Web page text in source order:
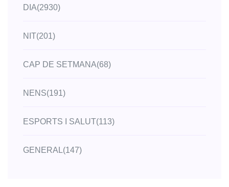
DIA(2930)
NIT(201)
CAP DE SETMANA(68)
NENS(191)
ESPORTS I SALUT(113)
GENERAL(147)